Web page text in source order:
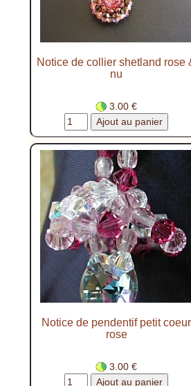
Notice de collier shetland rose
nu
3.00 €
Notice de pendentif petit coeur
rose
3.00 €